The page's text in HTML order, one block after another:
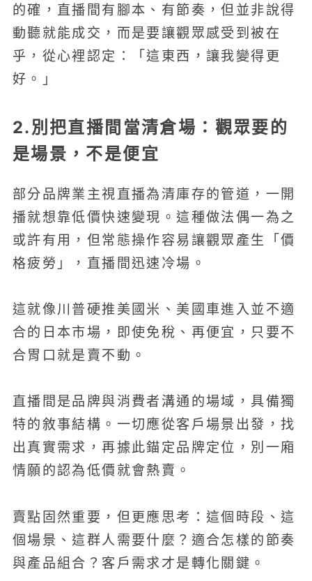
的確，直播間有腳本、有節奏，但並非說得
動聽就能成交，而是要讓觀眾感受到被在
乎，從心裡認定：「這東西，讓我變得更
好。」
2.別把直播間當清倉場：觀眾要的
是場景，不是便宜
部分品牌業主視直播為清庫存的管道，一開
播就想靠低價快速變現。這種做法偶一為之
或許有用，但常態操作容易讓觀眾產生「價
格疲勞」，直播間迅速冷場。
這就像川普硬推美國米、美國車進入並不適
合的日本市場，即使免稅、再便宜，只要不
合胃口就是賣不動。
直播間是品牌與消費者溝通的場域，具備獨
特的敘事結構。一切應從客戶場景出發，找
出真實需求，再據此錨定品牌定位，別一廂
情願的認為低價就會熱賣。
賣點固然重要，但更應思考：這個時段、這
個場景、這群人需要什麼？適合怎樣的節奏
與產品組合？客戶需求才是轉化關鍵。